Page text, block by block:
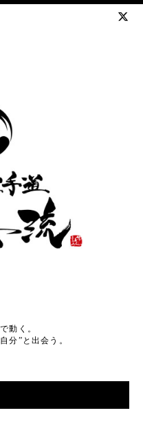
動く。
分”と出会う。